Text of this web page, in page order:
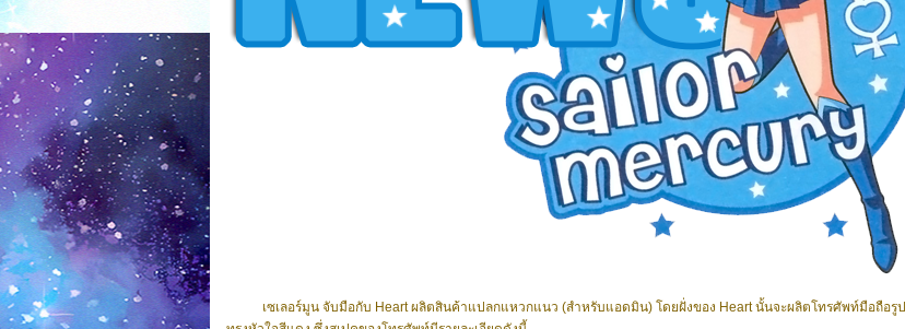
เซเลอร์มูน จับมือกับ Heart ผลิตสินค้าแปลกแหวกแนว (สำหรับแอดมิน) โดยฝั่งของ Heart นั้นจะผลิตโทรศัพท์มือถือรูป